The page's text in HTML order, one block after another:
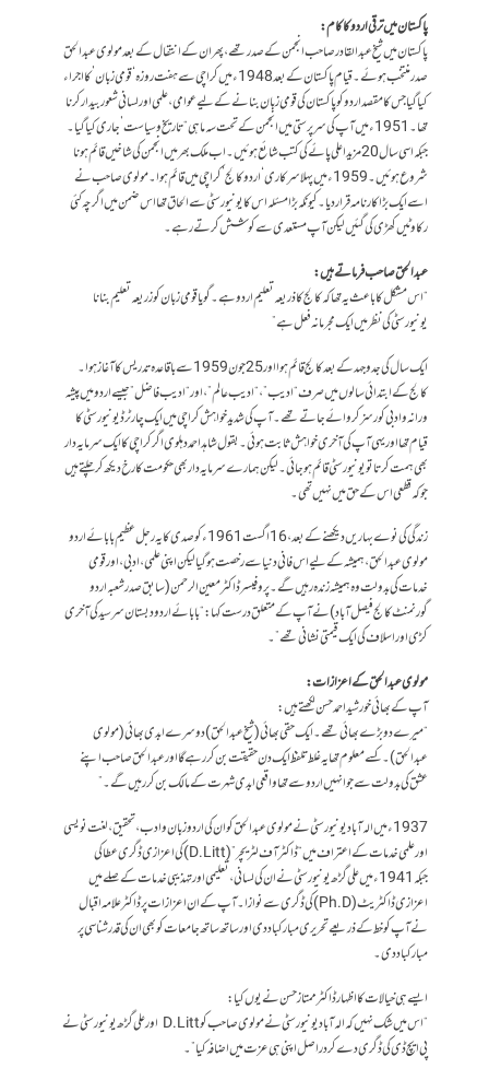
پاکستان میں ترقی اردو کا کام:
پاکستان میں شیخ عبد القادر صاحب انجمن کے صدر تھے، پھر ان کےانتقال کے بعد مولوی عبدالحق
صدر منتخب ہوئے۔قیام پاکستان کے بعد 1948ء میں کراچی سے ہفت روزہ ‘قومی زبان’ کا اجراء
کیا گیا جس کا مقصد اردو کو پاکستان کی قومی زبان بنانے کے لیے عوامی، علمی اور لسانی شعور بیدار کرنا
تھا۔ 1951ء میں آپ کی سرپرستی میں انجمن کے تحت سہ ماہی “تاریخ و سیاست’ جاری کیا گیا۔
جبکہ اسی سال 20 مزید اعلی پائے کی کتب شائع ہوئیں۔ اب ملک بھر میں انجمن کی شاخیں قائم ہونا
شروع ہوئیں۔ 1959ء میں پہلا سرکاری ‘اردو کالج’ کراچی میں قائم ہوا۔ مولوی صاحب نے
اسے ایک بڑا کارنامہ قرار دیا۔ کیونکہ بڑا مسئلہ اس کا یونیورسٹی سے الحاق تھا اس ضمن میں اگر چہ کئی
رکاوٹیں کھڑی کی گئیں لیکن آپ مستعدی سے کوشش کرتے رہے۔
عبدالحق صاحب فرماتے ہیں:
“اس مشکل کا باعث یہ تھا کہ کالج کا ذریعہ تعلیم اردو ہے۔ گویا قومی زبان کو زریعہ تعلیم بنانا
یونیورسٹی کی نظر میں ایک مجرمانہ فعل ہے”
ایک سال کی جدو جہد کے بعد کالج قائم ہوا اور 25 جون 1959 سے باقاعدہ تدریس کا آغاز ہوا ۔
کالج کے ابتدائی سالوں میں صرف “ادیب”، “ادیب عالم”، اور “ادیب فاضل” جیسے اردو میں پیشہ
ورانہ و ادبی کورسز کروائے جاتے تھے۔ آپ کی شدید خواہش کراچی میں ایک چارٹرڈ یونیورسٹی کا
قیام تھا اور یہی آپ کی آخری خواہش ثابت ہوئی۔ بقول شاہد احمد دہلوی اگر کراچی کا ایک سرمایہ دار
بھی ہمت کرتا تو یونیورسٹی قائم ہو جائی۔ لیکن ہمارے سرمایہ دار بھی حکومت کا رخ دیکھ کر چلتے ہیں
جو کہ قطعی اس کے حق میں نہیں تھی۔
زندگی کی نوے بہاریں دیکھنے کے بعد، 16 اگست 1961ء کو صدی کا یہ رجل عظیم بابائے اردو
مولوی عبدالحق، ہمیشہ کے لیے اس فانی دنیا سے رخصت ہو گیا لیکن اپنی علمی، ادبی، اور قومی
خدمات کی بدولت وہ ہمیشہ زندہ رہیں گے۔ پروفیسرڈاکٹر معین الرحمن (سابق صدر شعبہ اردو
گورنمنٹ کالج فیصل آباد) نے آپ کے متعلق درست کہا: “بابائے اردو دبستان سر سید کی آخری
کڑی اور اسلاف کی ایک قیمتی نشانی تھے”۔
مولوی عبدالحق کے اعزازات:
آپ کے بھائی خورشید احمد حسن لکھتے ہیں:
“میرے دو بڑے بھائی تھے۔ ایک حقی بھائی (شیخ عبدالحق) دوسرے ابدی بھائی (مولوی
عبدالحق)۔ کسے معلوم تھا یہ غلط تلفظ ایک دن حقیقت بن کر رہے گا اور عبدالحق صاحب اپنے
عشق کی بدولت سے جو انہیں اردو سے تھا واقعی ابدی شہرت کے مالک بن کر رہیں گے۔”
1937ء میں الہ آباد یونیورسٹی نے مولوی عبدالحق کو ان کی اردو زبان و ادب، تحقیق، لغت نویسی
اور علمی خدمات کے اعتراف میں “ڈاکٹر آف لٹریچر” (D.Litt) کی اعزازی ڈگری عطا کی
جبکہ 1941ء میں علی گڑھ یونیورسٹی نے ان کی لسانی، تعلیمی اور تہذیبی خدمات کے صلے میں
اعزازی ڈاکٹریٹ( Ph.D) کی ڈگری سے نوازا۔ آپ کے ان اعزازات پر ڈاکٹر علامہ اقبال
نے آپ کو خط کے ذریعے تحریری مبارکباد دی اور ساتھ ساتھ جامعات کو بھی ان کی قدر شناسی پر
مبارکباد دی۔
ایسے ہی خیالات کا اظہار ڈاکٹر ممتاز حسن نے یوں کیا:
“اس میں شک نہیں کہ الہ آباد یونیورسٹی نے مولوی صاحب کو D.Litt اور علی گڑھ یونیورسٹی نے
پی ایچ ڈی کی ڈگری دے کر دراصل اپنی ہی عزت میں اضافہ کیا”۔